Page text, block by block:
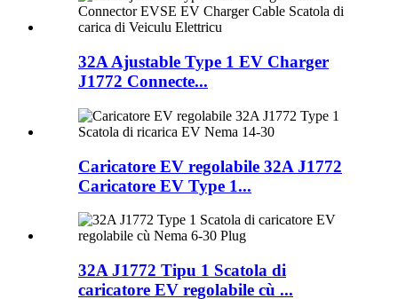
32A Ajustable Type 1 EV Charger
J1772 Connecte...
Caricatore EV regolabile 32A J1772
Caricatore EV Type 1...
32A J1772 Tipu 1 Scatola di
caricatore EV regolabile cù ...